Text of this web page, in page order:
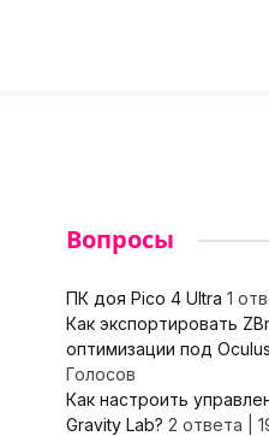
Вопросы
ПК доя Pico 4 Ultra 1
Как экспортировать
оптимизации под
Голосов
Как настроить
Gravity Lab? 2 ответа